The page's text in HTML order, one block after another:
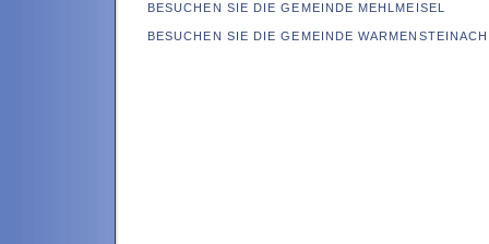
BESUCHEN SIE DIE GEMEINDE MEHLMEISEL
BESUCHEN SIE DIE GEMEINDE WARMENSTEINACH